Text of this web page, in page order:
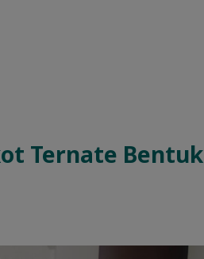
Ternate Bentuk